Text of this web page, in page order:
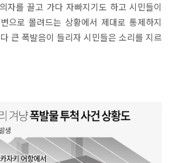
자를 끌고 가다 자빠지기도 하고 시민들이
으로 몰려드는 상황에서 제대로 통제하지
큰 폭발음이 들리자 시민들은 소리를 지르